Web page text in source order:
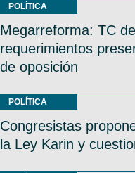
POLÍTICA
Megarreforma: TC
requerimientos
de oposición
POLÍTICA
Congresistas
la Ley Karin y